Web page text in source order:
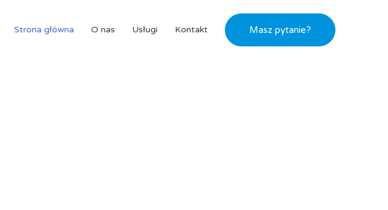
Strona główna O nas Usługi Kontakt Masz pytanie?